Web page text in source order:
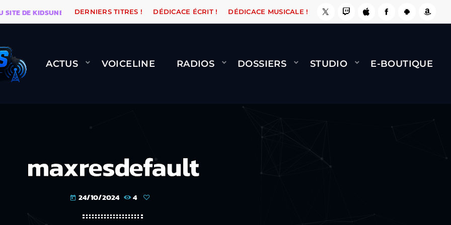
KIDSUNE WARÉTRO ORANGE ROAD QUI PASSE, ÇA LE FAIT ! NAMI BERNARD MINET - FLY
DERNIERS TITRES ! DÉDICACE ÉCRIT ! DÉDICACE MUSICALE !
ACTUS VOICELINE RADIOS DOSSIERS STUDIO E-BOUTIQUE
maxresdefault
today 24/10/2024 4